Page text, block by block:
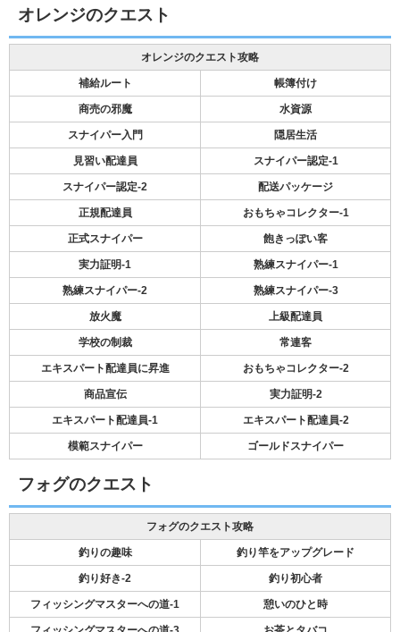
オレンジのクエスト
オレンジのクエスト攻略
補給ルート 帳簿付け
商売の邪魔 水資源
スナイパー入門 隠居生活
見習い配達員 スナイパー認定-1
スナイパー認定-2 配送パッケージ
正規配達員 おもちゃコレクター-1
正式スナイパー 飽きっぽい客
実力証明-1 熟練スナイパー-1
熟練スナイパー-2 熟練スナイパー-3
放火魔 上級配達員
学校の制裁 常連客
エキスパート配達員に昇進 おもちゃコレクター-2
商品宣伝 実力証明-2
エキスパート配達員-1 エキスパート配達員-2
模範スナイパー ゴールドスナイパー
フォグのクエスト
フォグのクエスト攻略
釣りの趣味 釣り竿をアップグレード
釣り好き-2 釣り初心者
フィッシングマスターへの道-1 憩いのひと時